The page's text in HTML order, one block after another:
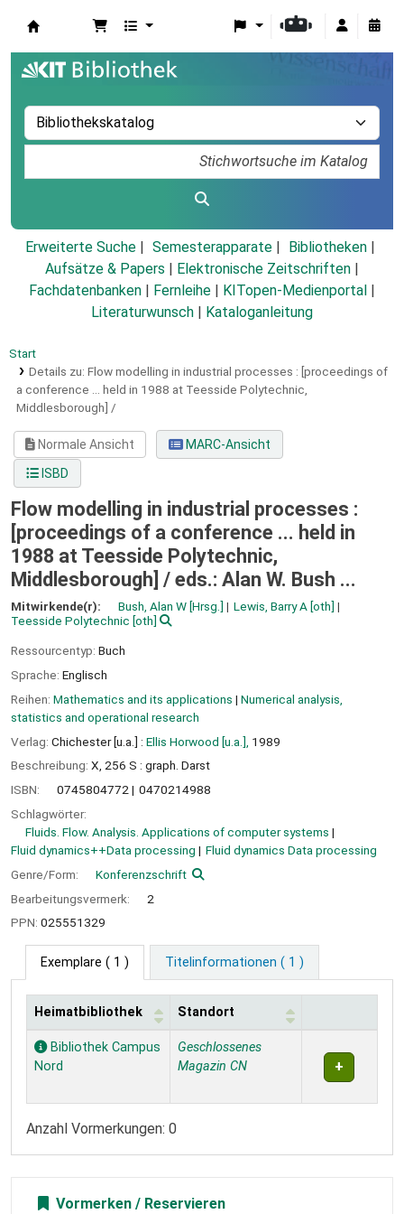
Erweiterte Suche Semesterapparate
Bibliotheken
Aufsätze & Papers
Elektronische Zeitschriften
Fachdatenbanken
Fernleihe KITopen-Medienportal
Literaturwunsch
Kataloganleitung
Start
Details zu: Flow modelling in industrial processes : [proceedings of
a conference ... held in 1988 at Teesside Polytechnic,
Middlesborough] /
Normale Ansicht
MARC-Ansicht
ISBD
Flow modelling in industrial processes :
[proceedings of a conference ... held in
1988 at Teesside Polytechnic,
Middlesborough] / eds.: Alan W. Bush ...
Mitwirkende(r): Bush, Alan W [Hrsg.] Lewis, Barry A [oth]
Teesside Polytechnic [oth]
Ressourcentyp: Buch
Sprache: Englisch
Reihen: Mathematics and its applications | Numerical analysis,
statistics and operational research
Verlag: Chichester [u.a.] : Ellis Horwood [u.a.], 1989
Beschreibung: X, 256 S : graph. Darst
ISBN:
0745804772
0470214988
Schlagwörter:
Fluids. Flow. Analysis. Applications of computer systems
Fluid dynamics++Data processing
Fluid dynamics Data processing
Genre/Form:
Konferenzschrift
Bearbeitungsvermerk:
2
PPN: 025551329
Exemplare ( 1 ) Titelinformationen ( 1 )
Exemplare
Heimatbibliothek Standort
Bibliothek Campus
Nord
Geschlossenes
Magazin CN
Anzahl Vormerkungen: 0
Vormerken